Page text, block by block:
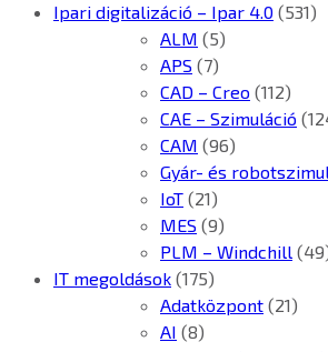
Ipari digitalizáció – Ipar 4.0 (531)
ALM (5)
APS (7)
CAD – Creo (112)
CAE – Szimuláció
CAM (96)
Gyár- és
IoT (21)
MES (9)
PLM – Windchill
IT megoldások (175)
Adatközpont (21)
AI (8)